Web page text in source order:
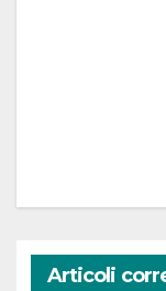
Articoli